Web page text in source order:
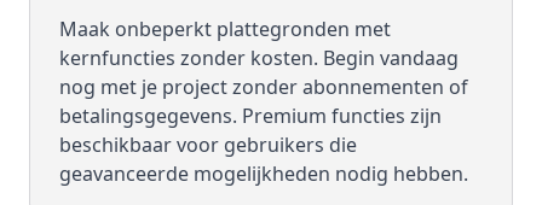
Maak onbeperkt plattegronden met
kernfuncties zonder kosten. Begin vandaag
nog met je project zonder abonnementen of
betalingsgegevens. Premium functies zijn
beschikbaar voor gebruikers die
geavanceerde mogelijkheden nodig hebben.